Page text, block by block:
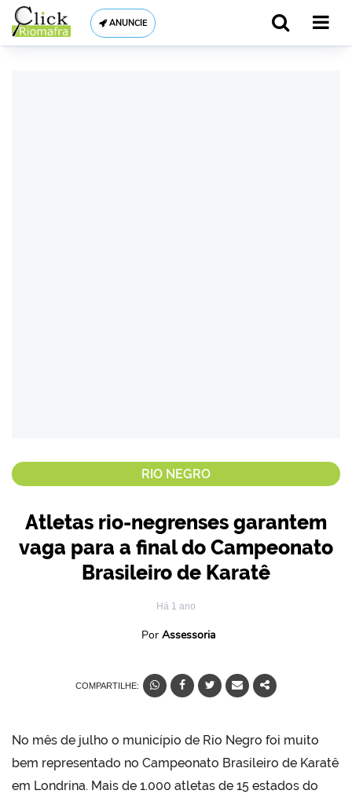
ANUNCIE
RIO NEGRO
Atletas rio-negrenses garantem
vaga para a final do Campeonato
Brasileiro de Karatê
Há 1 ano
Por Assessoria
COMPARTILHE:
No mês de julho o município de Rio Negro foi muito
bem representado no Campeonato Brasileiro de Karatê
em Londrina. Mais de 1.000 atletas de 15 estados do